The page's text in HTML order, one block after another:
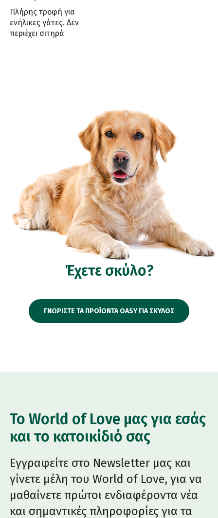
Πλήρης τροφή για
ενήλικες γάτες. Δεν
περιέχει σιτηρά
Έχετε σκύλο?
ΓΝΩΡΙΣΤΕ ΤΑ ΠΡΟΪΟΝΤΑ OASY ΓΙΑ ΣΚΥΛΟΣ
Το World of Love μας για εσάς
και το κατοικίδιό σας
Εγγραφείτε στο Newsletter μας και
γίνετε μέλη του World of Love, για να
μαθαίνετε πρώτοι ενδιαφέροντα νέα
και σημαντικές πληροφορίες για τα